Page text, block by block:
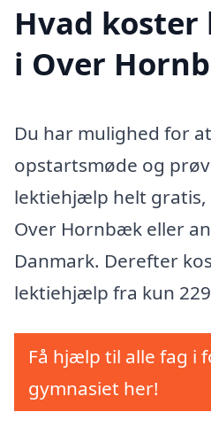
Hvad
i Over
Du har mulighed for
opstartsmøde og
lektiehjælp helt gratis,
Over Hornbæk eller
Danmark. Derefter
lektiehjælp fra kun
Få hjælp til alle fag i
gymnasiet her!